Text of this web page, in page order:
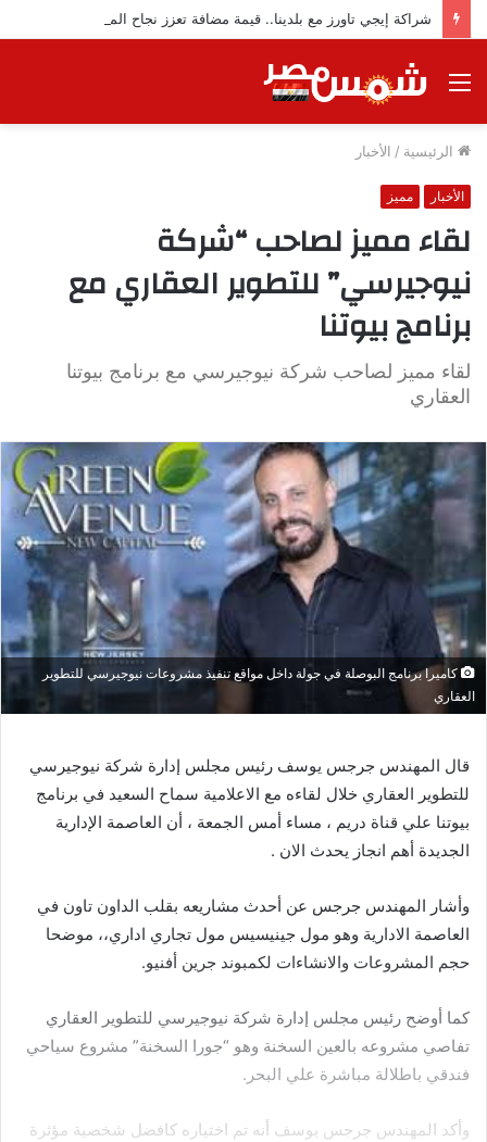
شراكة إيجي تاورز مع بلدينا.. قيمة مضافة تعزز نجاح المشروعات
القائمة
الرئيسية / الأخبار
الأخبار مميز
لقاء مميز لصاحب “شركة
نيوجيرسي” للتطوير العقاري مع
برنامج بيوتنا
لقاء مميز لصاحب شركة نيوجيرسي مع برنامج بيوتنا
العقاري
كاميرا برنامج البوصلة في جولة داخل مواقع تنفيذ مشروعات نيوجيرسي للتطوير
العقاري
قال المهندس جرجس يوسف رئيس مجلس إدارة شركة نيوجيرسي
للتطوير العقاري خلال لقاءه مع الاعلامية سماح السعيد في برنامج
بيوتنا علي قناة دريم ، مساء أمس الجمعة ، أن العاصمة الإدارية
الجديدة أهم انجاز يحدث الان .
وأشار المهندس جرجس عن أحدث مشاريعه بقلب الداون تاون في
العاصمة الادارية وهو مول جينيسيس مول تجاري اداري،، موضحا
حجم المشروعات والانشاءات لكمبوند جرين أفنيو.
كما أوضح رئيس مجلس إدارة شركة نيوجيرسي للتطوير العقاري
تفاصي مشروعه بالعين السخنة وهو “جورا السخنة” مشروع سياحي
فندقي باطلالة مباشرة علي البحر.
وأكد المهندس جرجس يوسف أنه تم اختياره كافضل شخصية مؤثرة